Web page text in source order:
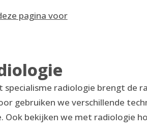
pagina voor
specialisme radiologie brengt de
gebruiken we verschillende
Ook bekijken we met radiologie